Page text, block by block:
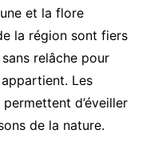
et la flore
la région sont fiers
relâche pour
Les
d’éveiller
de la nature.